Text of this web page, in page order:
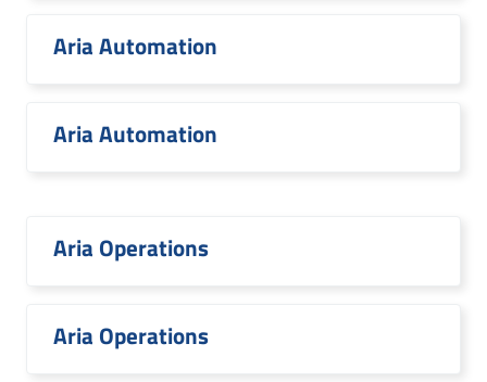
Aria Automation
Aria Automation
Aria Operations
Aria Operations